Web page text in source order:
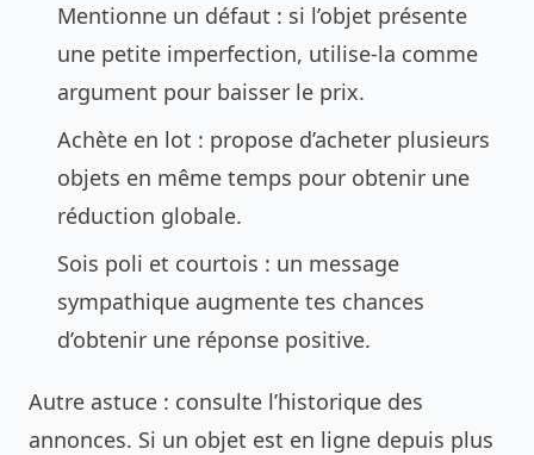
Mentionne un défaut : si l’objet présente
une petite imperfection, utilise-la comme
argument pour baisser le prix.
Achète en lot : propose d’acheter plusieurs
objets en même temps pour obtenir une
réduction globale.
Sois poli et courtois : un message
sympathique augmente tes chances
d’obtenir une réponse positive.
Autre astuce : consulte l’historique des
annonces. Si un objet est en ligne depuis plus